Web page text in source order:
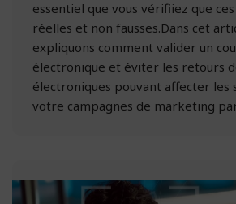
essentiel que vous vérifiiez que
réelles et non fausses.Dans cet
expliquons comment valider un
électronique et éviter les retours
électroniques pouvant affecter les
votre campagnes de marketing